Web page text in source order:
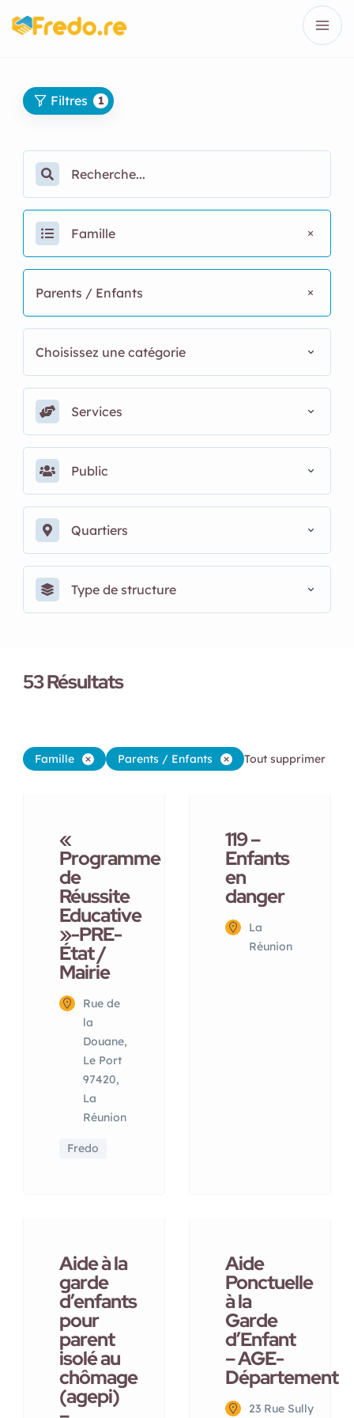
Filtres 1
Famille
Parents / Enfants
Choisissez une catégorie
Services
Public
Quartiers
Type de structure
53Résultats
Famille Parents / Enfants Tout supprimer
«
Programme
de
Réussite
Educative
»-PRE-
État /
Mairie
Rue de
la
Douane,
Le Port
97420,
La
Réunion
Fredo
119 –
Enfants
en
danger
La
Réunion
Aide à la
garde
d’enfants
pour
parent
isolé au
chômage
(agepi)
Aide
Ponctuelle
à la
Garde
d’Enfant
– AGE-
Département
23 Rue Sully